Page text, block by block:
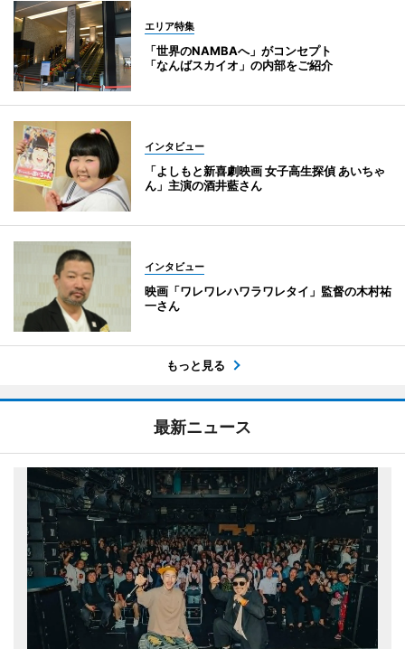
エリア特集
「世界のNAMBAへ」がコンセプト
「なんばスカイオ」の内部をご紹介
インタビュー
「よしもと新喜劇映画 女子高生探偵 あいちゃ
ん」主演の酒井藍さん
インタビュー
映画「ワレワレハワラワレタイ」監督の木村祐
一さん
もっと見る
最新ニュース